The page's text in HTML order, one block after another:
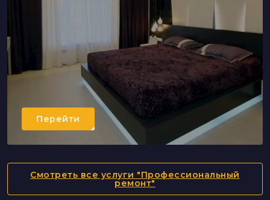
Перейти
Смотреть все услуги "Профессиональный
ремонт"